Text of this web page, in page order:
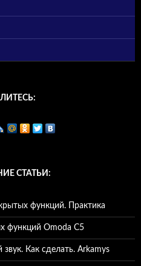
СТАТЬИ:
функций. Практика
функций Omoda C5
Как сделать. Arkamys